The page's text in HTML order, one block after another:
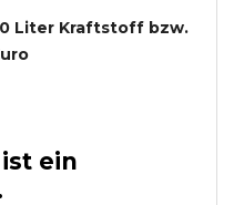
Liter Kraftstoff bzw.
ein